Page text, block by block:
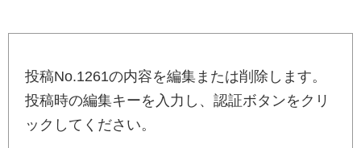
投稿No.1261の内容を編集または削除します。
投稿時の編集キーを入力し、認証ボタンをクリ
ックしてください。